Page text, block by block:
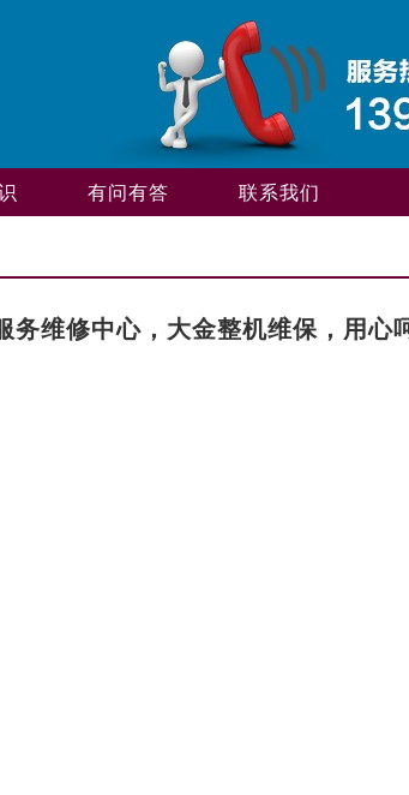
有问有答 联系我们
务维修中心，大金整机维保，用心